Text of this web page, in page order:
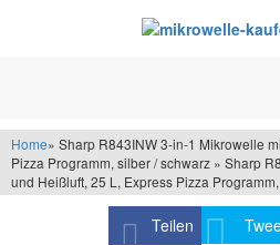
Home» Sharp R843INW 3-in-1 Mikrowelle
Pizza Programm, silber / schwarz » Sharp
und Heißluft, 25 L, Express Pizza
Teilen